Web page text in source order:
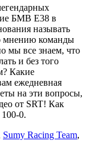
БМВ Е38 в
называть
мнению команды
мы все знаем, что
и без того
Какие
ежедневная
на эти вопросы,
от SRT! Как
0.
Sumy Racing Team,